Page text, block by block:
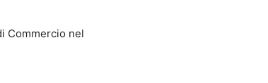
Commercio nel